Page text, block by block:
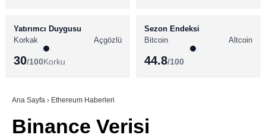
BİTCOİN HABERLERİ
ALTCOİN HABERLERİ
SÖZLÜK
Yatırımcı Duygusu
Korkak
Açgözlü
30/100Korku
Sezon Endeksi
Bitcoin
Altcoin
44.8/100
Ana Sayfa › Ethereum Haberleri
Binance Verisi